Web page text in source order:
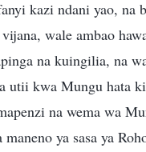
kazi ndani yao, na
wale ambao
na kuingilia, na
utii kwa Mungu hata
na wema wa
ya sasa ya